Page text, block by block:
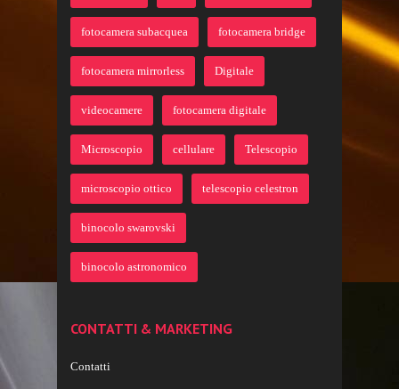
fotocamera subacquea fotocamera bridge
fotocamera mirrorless Digitale
videocamere fotocamera digitale
Microscopio cellulare Telescopio
microscopio ottico telescopio celestron
binocolo swarovski
binocolo astronomico
CONTATTI & MARKETING
Contatti